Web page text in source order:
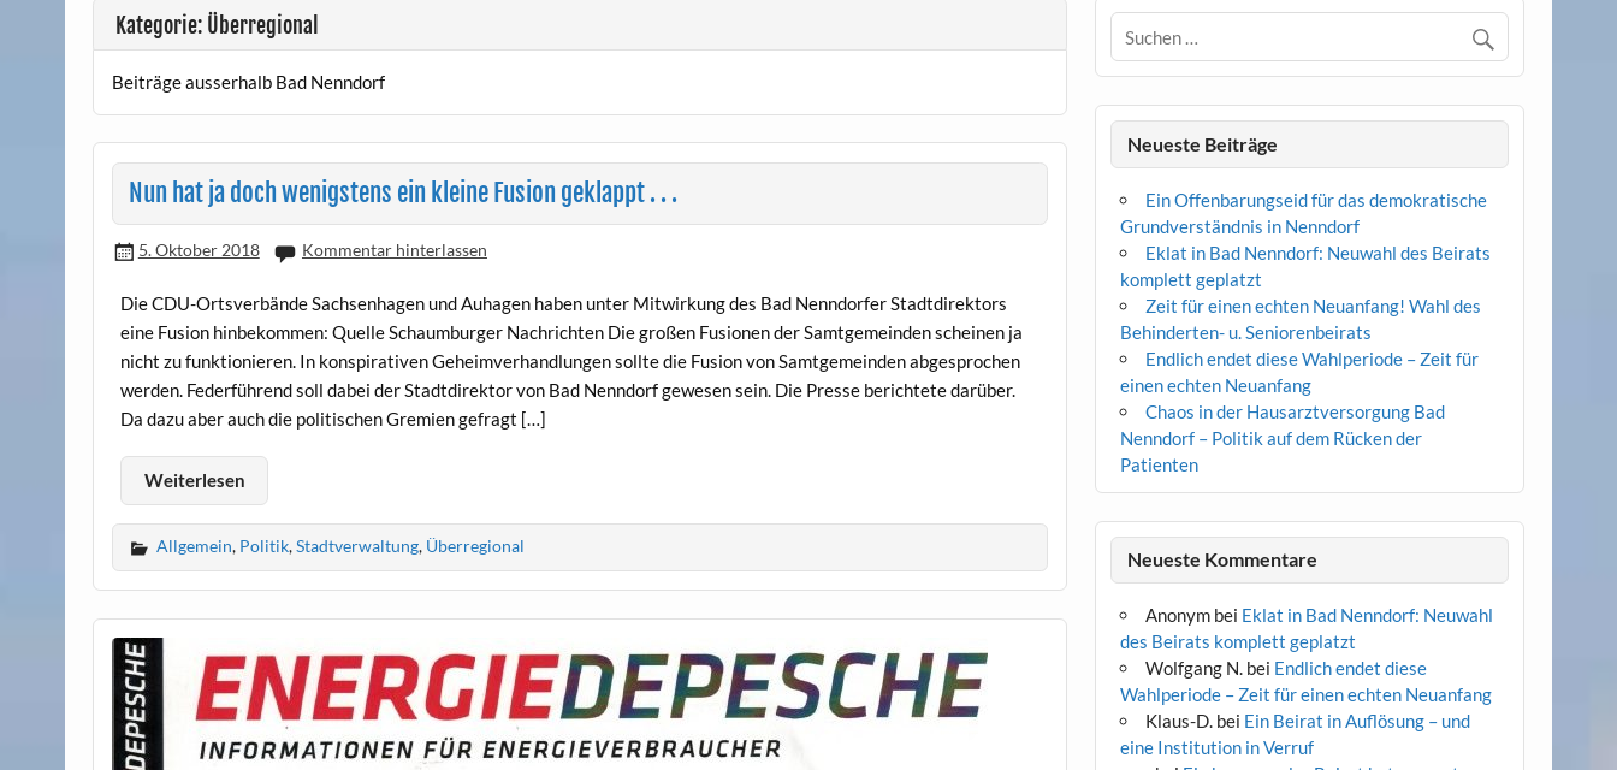
Kategorie: Überregional
Beiträge ausserhalb Bad Nenndorf
Nun hat ja doch wenigstens ein kleine Fusion geklappt . . .
5. Oktober 2018 Kommentar hinterlassen
Die CDU-Ortsverbände Sachsenhagen und Auhagen haben unter Mitwirkung des Bad Nenndorfer Stadtdirektors
eine Fusion hinbekommen: Quelle Schaumburger Nachrichten Die großen Fusionen der Samtgemeinden scheinen ja
nicht zu funktionieren. In konspirativen Geheimverhandlungen sollte die Fusion von Samtgemeinden abgesprochen
werden. Federführend soll dabei der Stadtdirektor von Bad Nenndorf gewesen sein. Die Presse berichtete darüber.
Da dazu aber auch die politischen Gremien gefragt […]
Weiterlesen
Allgemein, Politik,Stadtverwaltung, Überregional
Neueste Beiträge
Ein Offenbarungseid für das demokratische
Grundverständnis in Nenndorf
Eklat in Bad Nenndorf: Neuwahl des Beirats
komplett geplatzt
Zeit für einen echten Neuanfang! Wahl des
Behinderten- u. Seniorenbeirats
Endlich endet diese Wahlperiode – Zeit für
einen echten Neuanfang
Chaos in der Hausarztversorgung Bad
Nenndorf – Politik auf dem Rücken der
Patienten
Neueste Kommentare
Anonym bei Eklat in Bad Nenndorf: Neuwahl
des Beirats komplett geplatzt
Wolfgang N. bei Endlich endet diese
Wahlperiode – Zeit für einen echten Neuanfang
Klaus-D. bei Ein Beirat in Auflösung – und
eine Institution in Verruf